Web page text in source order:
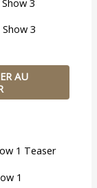
Show 3
AU
1